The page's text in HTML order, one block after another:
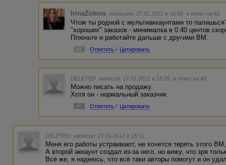
IrinaZotova написала 27.01.2012 в 18:09 в ответ на #2
Чтож ты родной с мультиаккаунтами то
"хороших" заказов - минималка в 0.40 центов
Плюньте и работайте дальше с другими ВМ.
#4 Ответить / Цитировать
DELETED написал 27.01.2012 в 18:25 в ответ на #2
Можно писать на продажу.
Хотя он - нормальный заказчик.
#6 Ответить / Цитировать
DELETED написал 27.01.2012 в 18:11
Меня его работы устраивают, не хочется терять этого
А второй аккаунт создал из-за него, но вижу, что зря
Всё же, я надеюсь, что всё таки авторы помогут и он